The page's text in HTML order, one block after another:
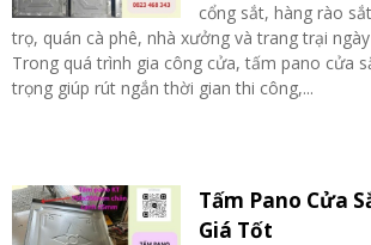
cổng sắt, hàng rào
trọ, quán cà phê, nhà xưởng và trang trại
Trong quá trình gia công cửa, tấm pano cửa
trọng giúp rút ngắn thời gian thi công,...
Tấm Pano Cửa
Giá Tốt